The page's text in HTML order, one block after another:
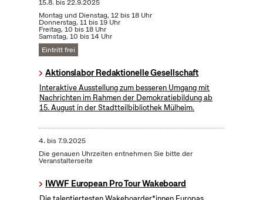
15.8. bis22.9.2025
Montag und Dienstag, 12 bis 18 Uhr
Donnerstag, 11 bis 19 Uhr
Freitag, 10 bis 18 Uhr
Samstag, 10 bis 14 Uhr
Eintritt frei
Aktionslabor Redaktionelle Gesellschaft
Interaktive Ausstellung zum besseren Umgang mit
Nachrichten im Rahmen der Demokratiebildung ab
15. August in der Stadtteilbibliothek Mülheim.
4. bis7.9.2025
Die genauen Uhrzeiten entnehmen Sie bitte der
Veranstalterseite
IWWF European Pro Tour Wakeboard